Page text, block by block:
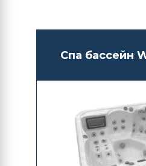
Спа бассейн